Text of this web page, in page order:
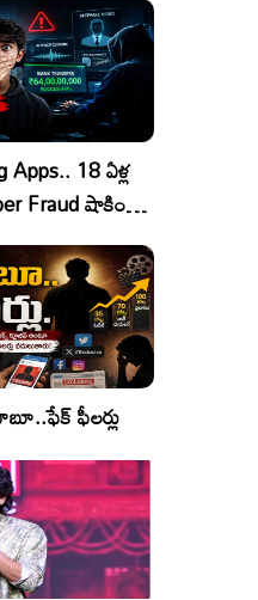
18 ఏళ్ల
Fraud షాకింగ్
ఫీలర్లు